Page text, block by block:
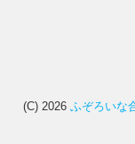
(C) 2026 ふぞろいな